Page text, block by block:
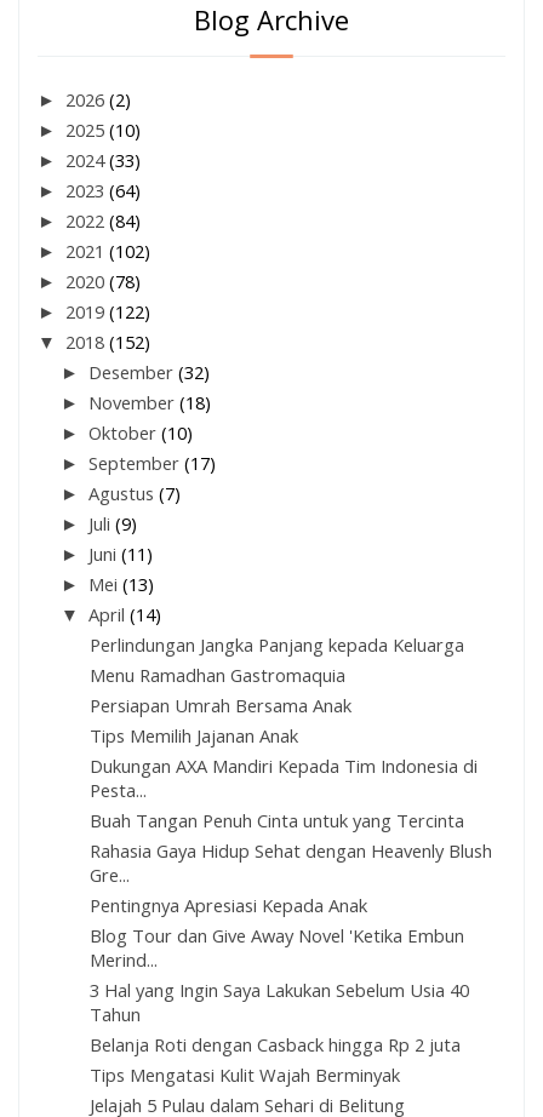
Blog Archive
► 2026 (2)
► 2025 (10)
► 2024(33)
► 2023 (64)
► 2022 (84)
► 2021 (102)
► 2020 (78)
► 2019 (122)
▼ 2018 (152)
► Desember(32)
► November(18)
►Oktober(10)
►September(17)
►Agustus(7)
► Juli(9)
► Juni(11)
► Mei(13)
▼April(14)
Perlindungan Jangka Panjang kepada Keluarga
Menu Ramadhan Gastromaquia
Persiapan Umrah Bersama Anak
Tips Memilih Jajanan Anak
Dukungan AXA Mandiri Kepada Tim Indonesia di
Pesta...
Buah Tangan Penuh Cinta untuk yang Tercinta
Rahasia Gaya Hidup Sehat dengan Heavenly Blush
Gre...
Pentingnya Apresiasi Kepada Anak
Blog Tour dan Give Away Novel 'Ketika Embun
Merind...
3 Hal yang Ingin Saya Lakukan Sebelum Usia 40
Tahun
Belanja Roti dengan Casback hingga Rp 2 juta
Tips Mengatasi Kulit Wajah Berminyak
Jelajah 5 Pulau dalam Sehari di Belitung